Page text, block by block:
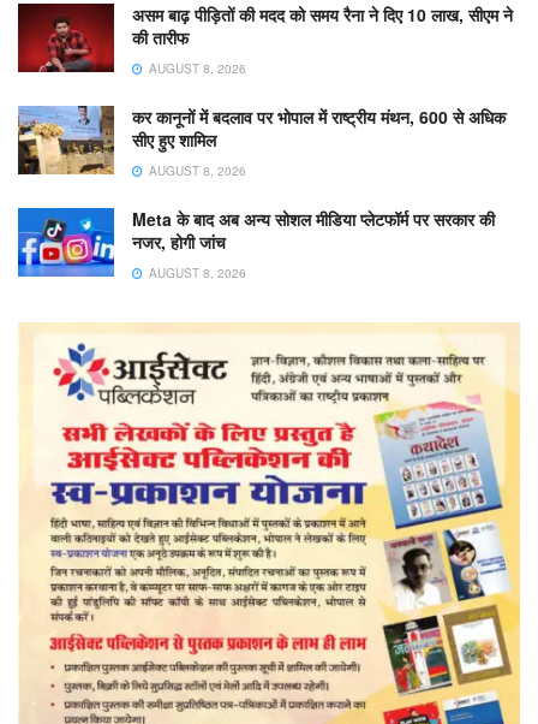
असम बाढ़ पीड़ितों की मदद को समय रैना ने दिए 10 लाख, सीएम ने
की तारीफ
AUGUST 8, 2026
कर कानूनों में बदलाव पर भोपाल में राष्ट्रीय मंथन, 600 से अधिक
सीए हुए शामिल
AUGUST 8, 2026
Meta के बाद अब अन्य सोशल मीडिया प्लेटफॉर्म पर सरकार की
नजर, होगी जांच
AUGUST 8, 2026